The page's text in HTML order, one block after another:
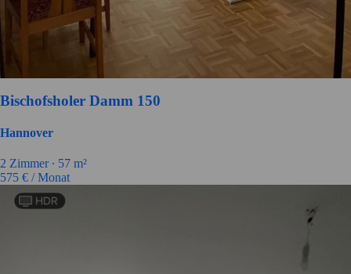
Bischofsholer Damm 150
Hannover
2 Zimmer ∙ 57 m²
575 € / Monat